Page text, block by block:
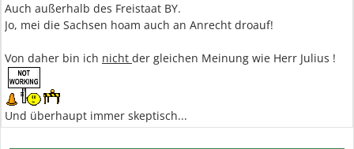
Auch außerhalb des Freistaat BY.
Jo, mei die Sachsen hoam auch an Anrecht droauf!
Von daher bin ich nicht der gleichen Meinung wie Herr Julius !
Und überhaupt immer skeptisch...